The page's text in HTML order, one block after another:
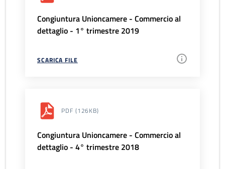
Congiuntura Unioncamere - Commercio al
dettaglio - 1° trimestre 2019
SCARICA FILE
PDF (126KB)
Congiuntura Unioncamere - Commercio al
dettaglio - 4° trimestre 2018